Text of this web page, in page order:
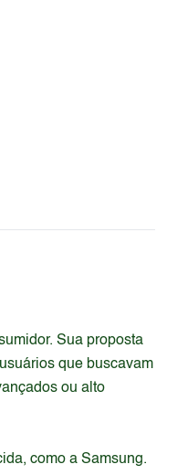
Sua proposta
que buscavam
ou alto
como a Samsung.